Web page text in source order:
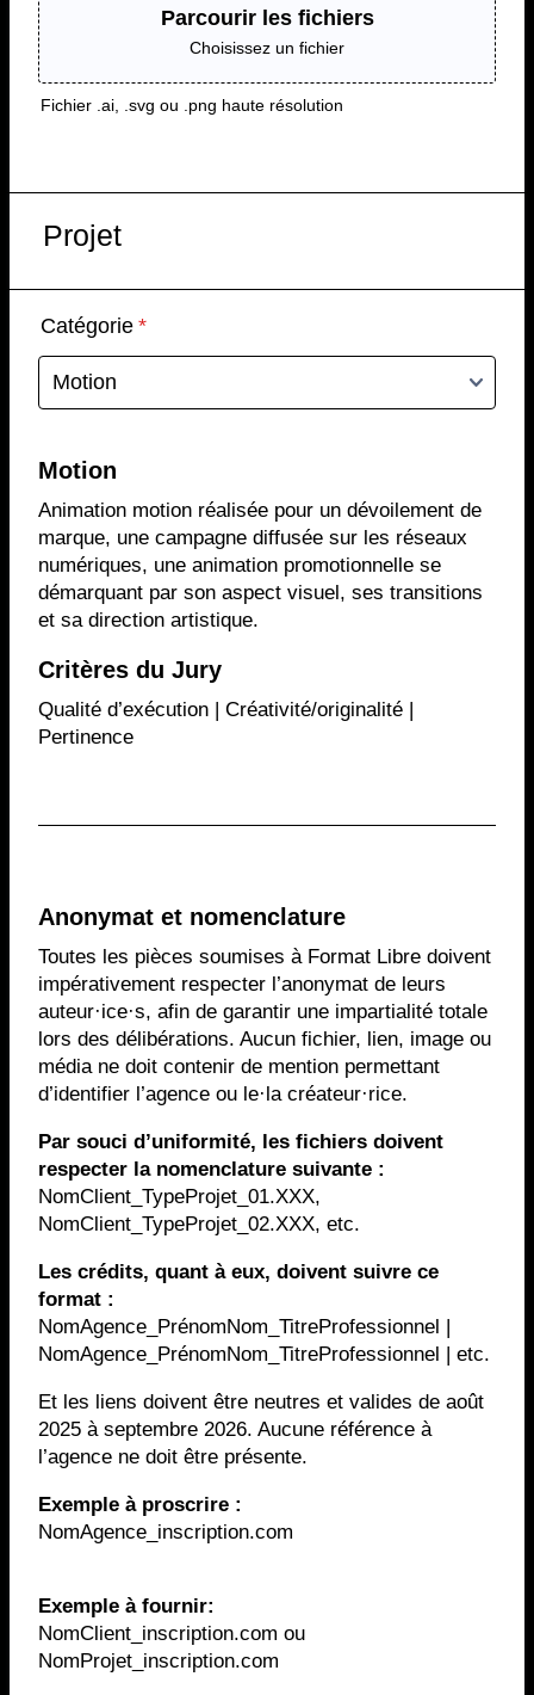
Parcourir les fichiers
Choisissez un fichier
Fichier .ai, .svg ou .png haute résolution
Projet
Catégorie *
Motion
Animation motion réalisée pour un dévoilement de
marque, une campagne diffusée sur les réseaux
numériques, une animation promotionnelle se
démarquant par son aspect visuel, ses transitions
et sa direction artistique.
Critères du Jury
Qualité d’exécution | Créativité/originalité |
Pertinence
Anonymat et nomenclature
Toutes les pièces soumises à Format Libre doivent
impérativement respecter l’anonymat de leurs
auteur·ice·s, afin de garantir une impartialité totale
lors des délibérations. Aucun fichier, lien, image ou
média ne doit contenir de mention permettant
d’identifier l’agence ou le·la créateur·rice.
Par souci d’uniformité, les fichiers doivent
respecter la nomenclature suivante :
NomClient_TypeProjet_01.XXX,
NomClient_TypeProjet_02.XXX, etc.
Les crédits, quant à eux, doivent suivre ce
format :
NomAgence_PrénomNom_TitreProfessionnel |
NomAgence_PrénomNom_TitreProfessionnel | etc.
Et les liens doivent être neutres et valides de août
2025 à septembre 2026. Aucune référence à
l’agence ne doit être présente.
Exemple à proscrire :
NomAgence_inscription.com
Exemple à fournir:
NomClient_inscription.com ou
NomProjet_inscription.com